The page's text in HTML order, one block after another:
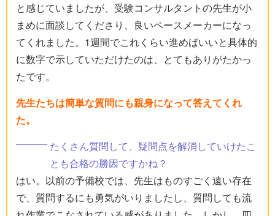
と感じていましたが、受験コンサルタントの先生が小
まめに面談してくださり、良いペースメーカーになっ
てくれました。1週間でこれくらい進めばいいと具体的
に数字で示していただけたのは、とてもありがたかっ
たです。
先生たちは簡単な質問にも親身になって答えてくれ
た。
たくさん質問して、疑問点を解消していけたこ
とも合格の勝因ですかね？
はい。以前の予備校では、先生はものすごく遠い存在
で、質問するにも勇気がいりましたし、質問しても流